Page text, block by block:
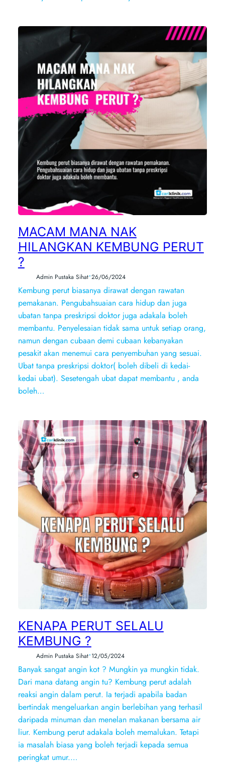
MACAM MANA NAK
HILANGKAN KEMBUNG PERUT
?
Admin Pustaka Sihat•26/06/2024
Kembung perut biasanya dirawat dengan rawatan
pemakanan. Pengubahsuaian cara hidup dan juga
ubatan tanpa preskripsi doktor juga adakala boleh
membantu. Penyelesaian tidak sama untuk setiap orang,
namun dengan cubaan demi cubaan kebanyakan
pesakit akan menemui cara penyembuhan yang sesuai.
Ubat tanpa preskripsi doktor( boleh dibeli di kedai-
kedai ubat). Sesetengah ubat dapat membantu , anda
boleh…
KENAPA PERUT SELALU
KEMBUNG ?
Admin Pustaka Sihat•12/05/2024
Banyak sangat angin kot ? Mungkin ya mungkin tidak.
Dari mana datang angin tu? Kembung perut adalah
reaksi angin dalam perut. Ia terjadi apabila badan
bertindak mengeluarkan angin berlebihan yang terhasil
daripada minuman dan menelan makanan bersama air
liur. Kembung perut adakala boleh memalukan. Tetapi
ia masalah biasa yang boleh terjadi kepada semua
peringkat umur.…